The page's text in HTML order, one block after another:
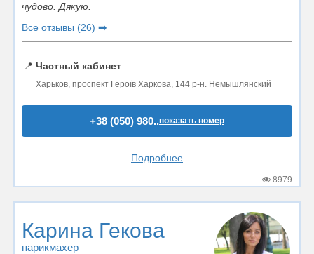
чудово. Дякую.
Все отзывы (26) ➡️
📍 Частный кабинет
Харьков, проспект Героїв Харкова, 144 р-н. Немышлянский
+38 (050) 980..показать номер
Подробнее
8979
Карина Гекова
парикмахер